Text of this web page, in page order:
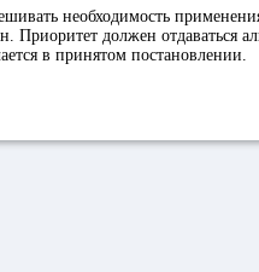
необходимость
Приоритет должен отдаваться
в принятом постановлении.